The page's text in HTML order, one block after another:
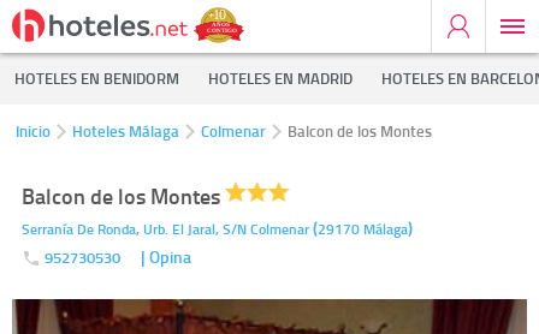
HOTELES EN BENIDORM HOTELES EN MADRID HOTELES EN
Inicio Hoteles Málaga Colmenar Balcon de los Montes
Balcon de los Montes
Serranía De Ronda, Urb. El Jaral, S/NColmenar(29170 Málaga)
952730530 | Opina